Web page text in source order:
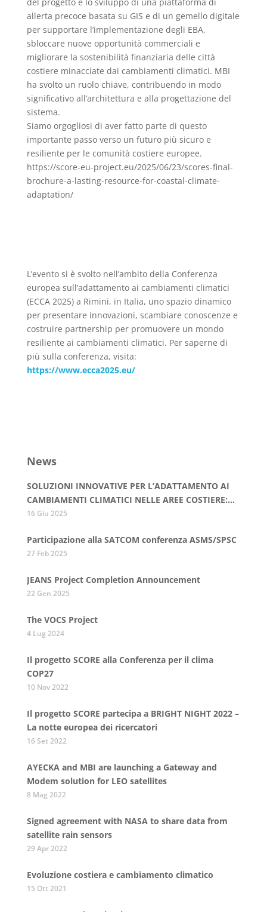
del progetto è lo sviluppo di una piattaforma di
allerta precoce basata su GIS e di un gemello digitale
per supportare l’implementazione degli EBA,
sbloccare nuove opportunità commerciali e
migliorare la sostenibilità finanziaria delle città
costiere minacciate dai cambiamenti climatici. MBI
ha svolto un ruolo chiave, contribuendo in modo
significativo all’architettura e alla progettazione del
sistema.
Siamo orgogliosi di aver fatto parte di questo
importante passo verso un futuro più sicuro e
resiliente per le comunità costiere europee.
https://score-eu-project.eu/2025/06/23/scores-final-
brochure-a-lasting-resource-for-coastal-climate-
adaptation/
L’evento si è svolto nell’ambito della Conferenza
europea sull’adattamento ai cambiamenti climatici
(ECCA 2025) a Rimini, in Italia, uno spazio dinamico
per presentare innovazioni, scambiare conoscenze e
costruire partnership per promuovere un mondo
resiliente ai cambiamenti climatici. Per saperne di
più sulla conferenza, visita:
https://www.ecca2025.eu/
News
SOLUZIONI INNOVATIVE PER L’ADATTAMENTO AI
CAMBIAMENTI CLIMATICI NELLE AREE COSTIERE:
QUANDO STRUMENTI VERDI E DIGITALI
16 Giu 2025
Participazione alla SATCOM conferenza ASMS/SPSC
27 Feb 2025
JEANS Project Completion Announcement
22 Gen 2025
The VOCS Project
4 Lug 2024
Il progetto SCORE alla Conferenza per il clima
COP27
10 Nov 2022
Il progetto SCORE partecipa a BRIGHT NIGHT 2022 –
La notte europea dei ricercatori
16 Set 2022
AYECKA and MBI are launching a Gateway and
Modem solution for LEO satellites
8 Mag 2022
Signed agreement with NASA to share data from
satellite rain sensors
29 Apr 2022
Evoluzione costiera e cambiamento climatico
15 Ott 2021